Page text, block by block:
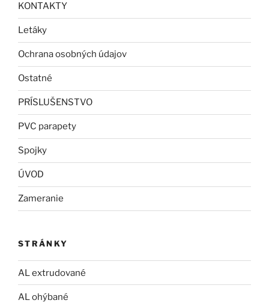
KONTAKTY
Letáky
Ochrana osobných údajov
Ostatné
PRÍSLUŠENSTVO
PVC parapety
Spojky
ÚVOD
Zameranie
STRÁNKY
AL extrudované
AL ohýbané